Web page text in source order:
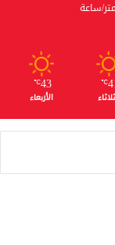
℃
43
℃
الأربعاء